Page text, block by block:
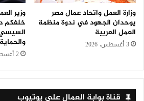
وزارة العمل واتحاد عمال مصر
يوحدان الجهود في ندوة منظمة
العمل العربية
3 أغسطس، 2026
وزير
خلفكم
السيسي
والحماية
2 أغسطس، 2026
قناة بوابة العمال على يوتيوب